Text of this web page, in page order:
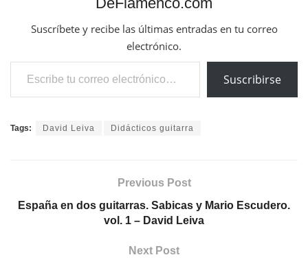
Suscríbete y recibe las últimas entradas en tu correo
electrónico.
Escribe tu correo electrónico…
Suscribirse
Tags: David Leiva Didácticos guitarra
Previous Post
España en dos guitarras. Sabicas y Mario Escudero.
vol. 1 – David Leiva
Next Post